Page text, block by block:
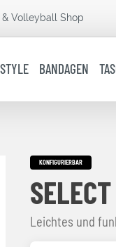
Volleyball Shop
BANDAGEN
KONFIGURIERBAR
Leichtes und